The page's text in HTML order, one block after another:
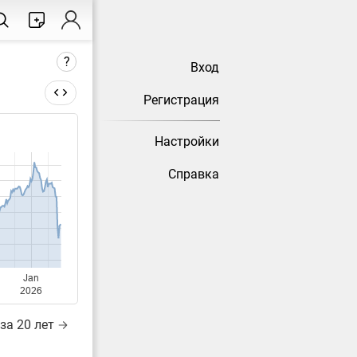
Вход
Регистрация
Настройки
Справка
?
Jan
2026
20 лет